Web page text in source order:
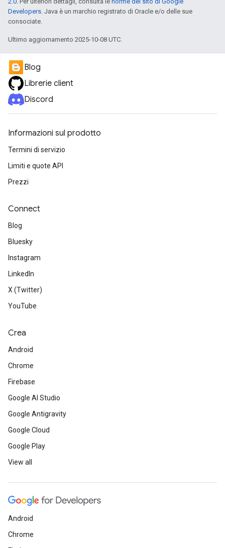
Developers. Java è un marchio registrato di Oracle e/o delle sue
consociate.
Ultimo aggiornamento 2025-10-08 UTC.
Blog
Librerie client
Discord
Informazioni sul prodotto
Termini di servizio
Limiti e quote API
Prezzi
Connect
Blog
Bluesky
Instagram
LinkedIn
X (Twitter)
YouTube
Crea
Android
Chrome
Firebase
Google AI Studio
Google Antigravity
Google Cloud
Google Play
View all
Android
Chrome